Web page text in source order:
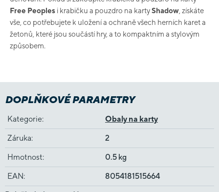
Free Peoples i krabičku a pouzdro na kartyShadow , získáte
vše, co potřebujete k uložení a ochraně všech herních karet a
žetonů, které jsou součástí hry, a to kompaktním a stylovým
způsobem.
DOPLŇKOVÉ PARAMETRY
Kategorie: Obaly na karty
Záruka: 2
Hmotnost: 0.5 kg
EAN:
8054181515664